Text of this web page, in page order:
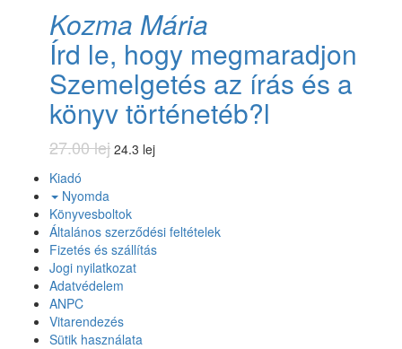
Kozma Mária
Írd le, hogy megmaradjon
Szemelgetés az írás és a
könyv történetéb?l
27.00 lej 24.3 lej
Kiadó
Nyomda
Könyvesboltok
Általános szerződési feltételek
Fizetés és szállítás
Jogi nyilatkozat
Adatvédelem
ANPC
Vitarendezés
Sütik használata